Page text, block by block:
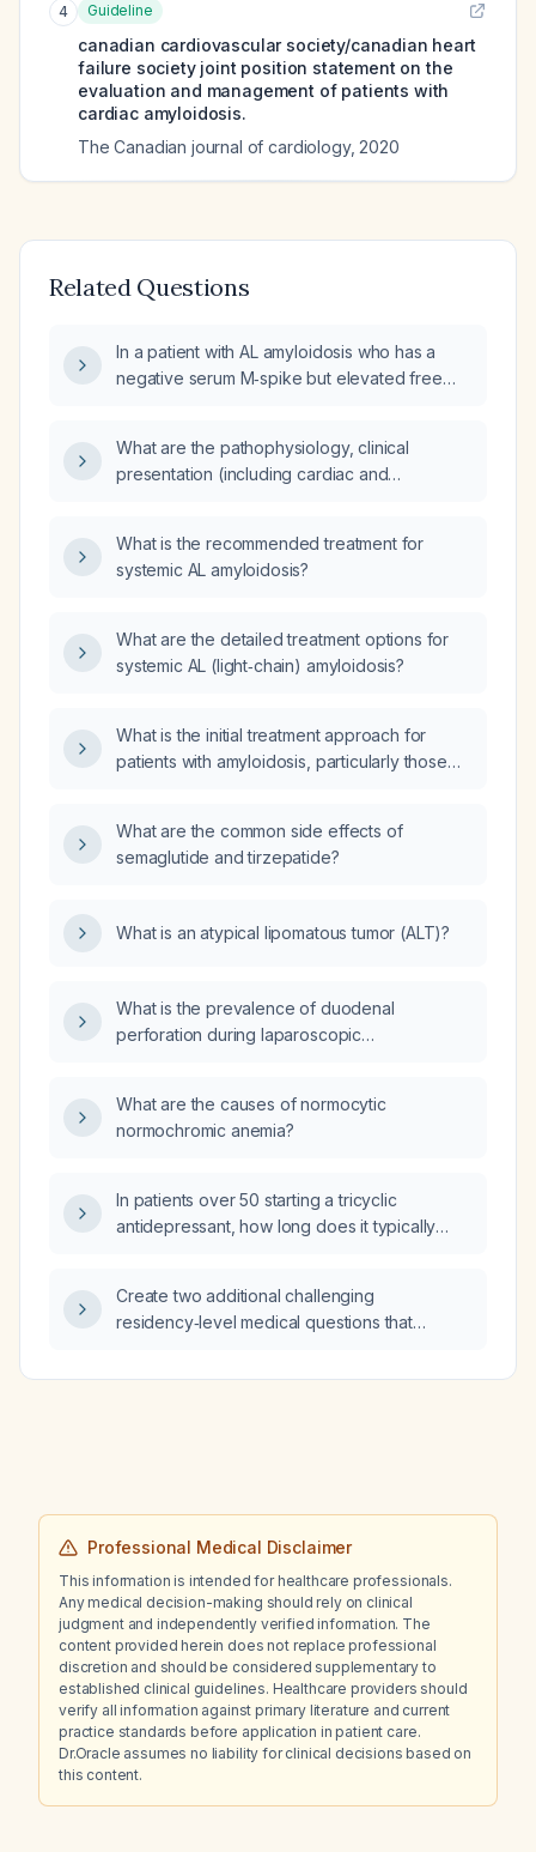
4 Guideline
canadian cardiovascular society/canadian heart
failure society joint position statement on the
evaluation and management of patients with
cardiac amyloidosis.
The Canadian journal of cardiology, 2020
Related Questions
In a patient with AL amyloidosis who has a
negative serum M‑spike but elevated free
initiated, and what is the recommended initial
therapy?
What are the pathophysiology, clinical
presentation (including cardiac and
(light‑chain) amyloidosis?
What is the recommended treatment for
systemic AL amyloidosis?
What are the detailed treatment options for
systemic AL (light‑chain) amyloidosis?
What is the initial treatment approach for
patients with amyloidosis, particularly those
What are the common side effects of
semaglutide and tirzepatide?
What is an atypical lipomatous tumor (ALT)?
What is the prevalence of duodenal
perforation during laparoscopic
What are the causes of normocytic
normochromic anemia?
In patients over 50 starting a tricyclic
antidepressant, how long does it typically
the expected timeline and response rate?
Create two additional challenging
residency‑level medical questions that
requiring diagnostic reasoning.
Professional Medical Disclaimer
This information is intended for healthcare professionals.
Any medical decision-making should rely on clinical
judgment and independently verified information. The
content provided herein does not replace professional
discretion and should be considered supplementary to
established clinical guidelines. Healthcare providers should
verify all information against primary literature and current
practice standards before application in patient care.
Dr.Oracle assumes no liability for clinical decisions based on
this content.